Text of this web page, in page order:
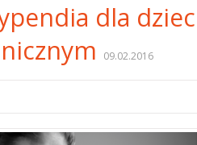
dla
09.02.2016